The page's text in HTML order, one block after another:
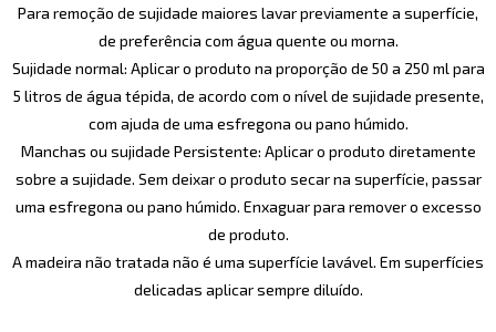
Para remoção de sujidade maiores lavar previamente a superfície,
de preferência com água quente ou morna.
Sujidade normal: Aplicar o produto na proporção de 50 a 250 ml para
5 litros de água tépida, de acordo com o nível de sujidade presente,
com ajuda de uma esfregona ou pano húmido.
Manchas ou sujidade Persistente: Aplicar o produto diretamente
sobre a sujidade. Sem deixar o produto secar na superfície, passar
uma esfregona ou pano húmido. Enxaguar para remover o excesso
de produto.
A madeira não tratada não é uma superfície lavável. Em superfícies
delicadas aplicar sempre diluído.